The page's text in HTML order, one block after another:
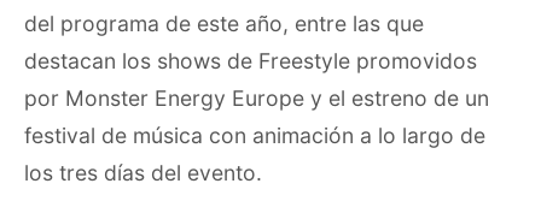
del programa de este año, entre las que
destacan los shows de Freestyle promovidos
por Monster Energy Europe y el estreno de un
festival de música con animación a lo largo de
los tres días del evento.